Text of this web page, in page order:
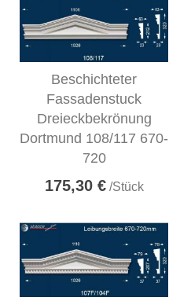
Beschichteter
Fassadenstuck
Dreieckbekrönung
Dortmund 108/117 670-
720
175,30 €/Stück